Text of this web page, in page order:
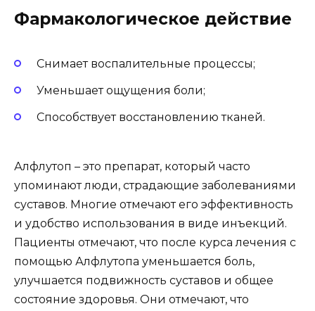
Фармакологическое действие
Снимает воспалительные процессы;
Уменьшает ощущения боли;
Способствует восстановлению тканей.
Алфлутоп – это препарат, который часто
упоминают люди, страдающие заболеваниями
суставов. Многие отмечают его эффективность
и удобство использования в виде инъекций.
Пациенты отмечают, что после курса лечения с
помощью Алфлутопа уменьшается боль,
улучшается подвижность суставов и общее
состояние здоровья. Они отмечают, что